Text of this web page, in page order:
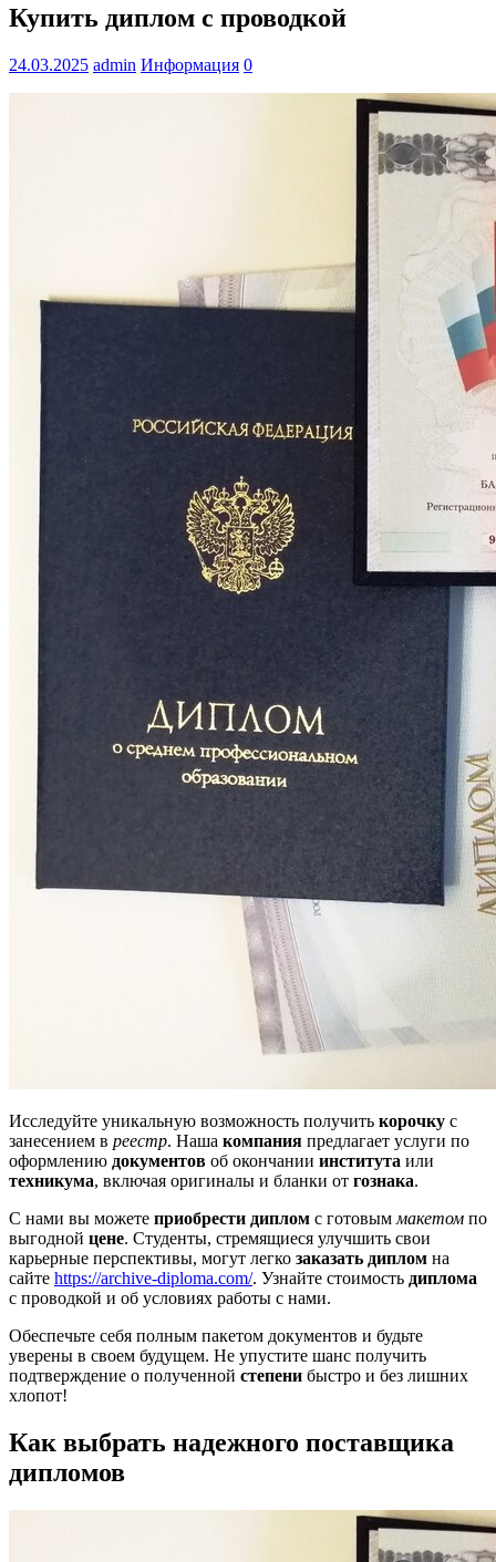
Купить диплом с проводкой
24.03.2025 admin Информация 0
Исследуйте уникальную возможность получить корочку с
занесением в реестр. Наша компания предлагает услуги по
оформлению документов об окончании института или
техникума, включая оригиналы и бланки от гознака.
С нами вы можете приобрести диплом с готовым макетом по
выгодной цене. Студенты, стремящиеся улучшить свои
карьерные перспективы, могут легко заказать диплом на
сайте https://archive-diploma.com/. Узнайте стоимость диплома
с проводкой и об условиях работы с нами.
Обеспечьте себя полным пакетом документов и будьте
уверены в своем будущем. Не упустите шанс получить
подтверждение о полученной степени быстро и без лишних
хлопот!
Как выбрать надежного поставщика
дипломов